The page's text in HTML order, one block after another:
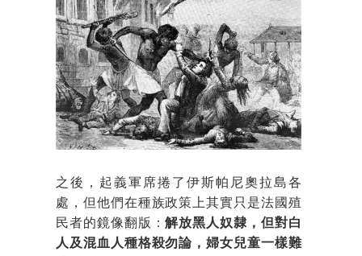
之後，起義軍席捲了伊斯帕尼奧拉島各
處，但他們在種族政策上其實只是法國殖
民者的鏡像翻版：解放黑人奴隸，但對白
人及混血人種格殺勿論，婦女兒童一樣難